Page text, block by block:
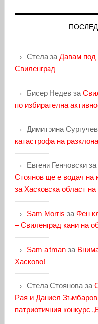
Стелаза Давам под
Свиленград
Бисер Недевза
по избирателна
Димитрина
катастрофа на
Евгени Генчовскиза
Стоянов ще е водач на
за Хасковска област
Sam Morris за Фен
– Свиленград кани на
Sam altmanза
Хасково!
Стела Стояноваза
Рая и Даниел
патриотичния конкурс